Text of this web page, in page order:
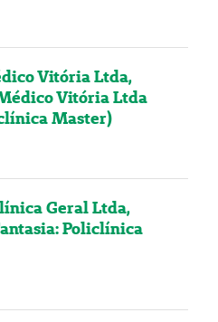
Vitória Ltda,
Vitória Ltda
Master)
Geral Ltda,
Policlínica